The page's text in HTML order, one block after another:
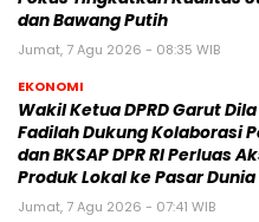
dan Bawang Putih
Jumat, 7 Agu 2026 - 08:35 WIB
EKONOMI
Wakil Ketua DPRD Garut
Fadilah Dukung Kolaborasi
dan BKSAP DPR RI Perluas
Produk Lokal ke Pasar
Jumat, 7 Agu 2026 - 07:41 WIB